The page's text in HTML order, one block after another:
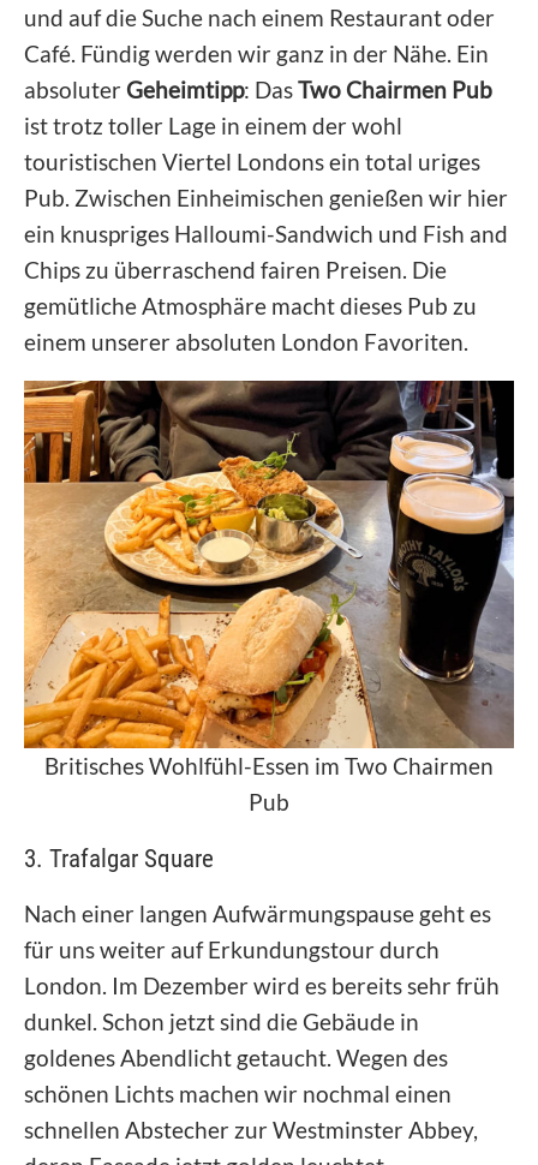
und auf die Suche nach einem Restaurant oder
Café. Fündig werden wir ganz in der Nähe. Ein
absoluterGeheimtipp: DasTwo Chairmen Pub
ist trotz toller Lage in einem der wohl
touristischen Viertel Londons ein total uriges
Pub. Zwischen Einheimischen genießen wir hier
ein knuspriges Halloumi-Sandwich und Fish and
Chips zu überraschend fairen Preisen. Die
gemütliche Atmosphäre macht dieses Pub zu
einem unserer absoluten London Favoriten.
Britisches Wohlfühl-Essen im Two Chairmen
Pub
3. Trafalgar Square
Nach einer langen Aufwärmungspause geht es
für uns weiter auf Erkundungstour durch
London. Im Dezember wird es bereits sehr früh
dunkel. Schon jetzt sind die Gebäude in
goldenes Abendlicht getaucht. Wegen des
schönen Lichts machen wir nochmal einen
schnellen Abstecher zur Westminster Abbey,